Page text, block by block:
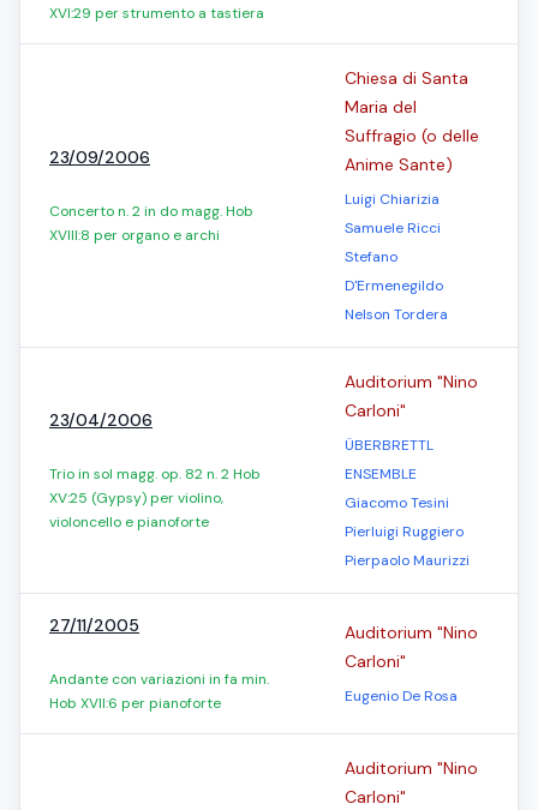
XVI:29 per strumento a tastiera
23/09/2006
Concerto n. 2 in do magg. Hob
XVIII:8 per organo e archi
Chiesa di Santa
Maria del
Suffragio (o delle
Anime Sante)
Luigi Chiarizia
Samuele Ricci
Stefano
D'Ermenegildo
Nelson Tordera
23/04/2006
Trio in sol magg. op. 82 n. 2 Hob
XV:25 (Gypsy) per violino,
violoncello e pianoforte
Auditorium "Nino
Carloni"
ÜBERBRETTL
ENSEMBLE
Giacomo Tesini
Pierluigi Ruggiero
Pierpaolo Maurizzi
27/11/2005
Andante con variazioni in fa min.
Hob XVII:6 per pianoforte
Auditorium "Nino
Carloni"
Eugenio De Rosa
Auditorium "Nino
Carloni"